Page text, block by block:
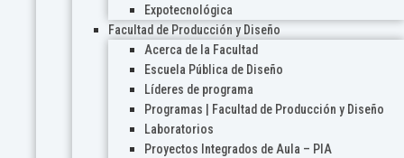
Expotecnológica
Facultad de Producción y Diseño
Acerca de la Facultad
Escuela Pública de Diseño
Líderes de programa
Programas | Facultad de Producción y Diseño
Laboratorios
Proyectos Integrados de Aula – PIA